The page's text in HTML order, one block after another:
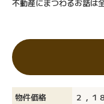
不動産にまつわるお話は
物件価格 ２，１